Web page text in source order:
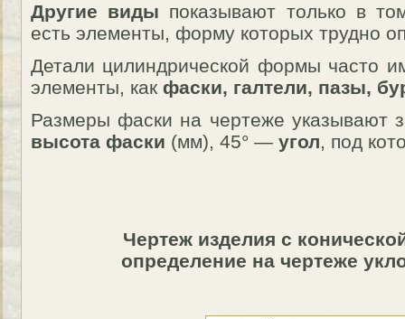
Другие виды показывают только в
есть элементы, форму которых трудно
Детали цилиндрической формы часто
элементы, как фаски, галтели, пазы,
Размеры фаски на чертеже указывают
высота фаски (мм), 45° — угол, под
Чертеж изделия с
определение на чертеже